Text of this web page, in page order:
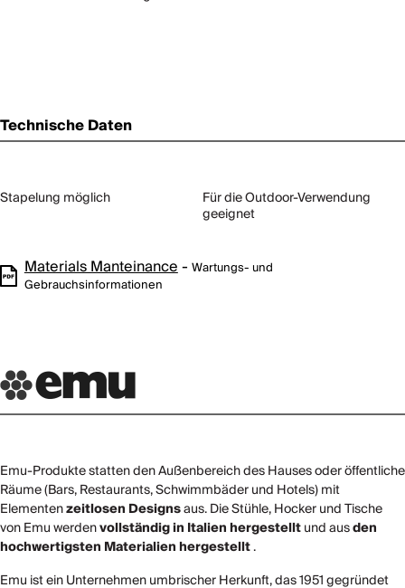
Technische Daten
Stapelung möglich Für die Outdoor-Verwendung
geeignet
Materials Manteinance- Wartungs- und
Gebrauchsinformationen
Emu-Produkte statten den Außenbereich des Hauses oder öffentliche
Räume (Bars, Restaurants, Schwimmbäder und Hotels) mit
Elementenzeitlosen Designsaus. Die Stühle, Hocker und Tische
von Emu werdenvollständig in Italien hergestelltund ausden
hochwertigsten Materialien hergestellt.
Emu ist ein Unternehmen umbrischer Herkunft, das 1951 gegründet